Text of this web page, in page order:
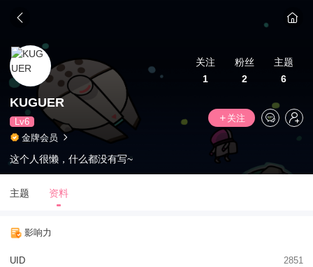
关注
1
粉丝
2
主题
6
KUGUER
Lv6
关注
金牌会员
这个人很懒，什么都没有写~
主题 资料
影响力
UID 2851